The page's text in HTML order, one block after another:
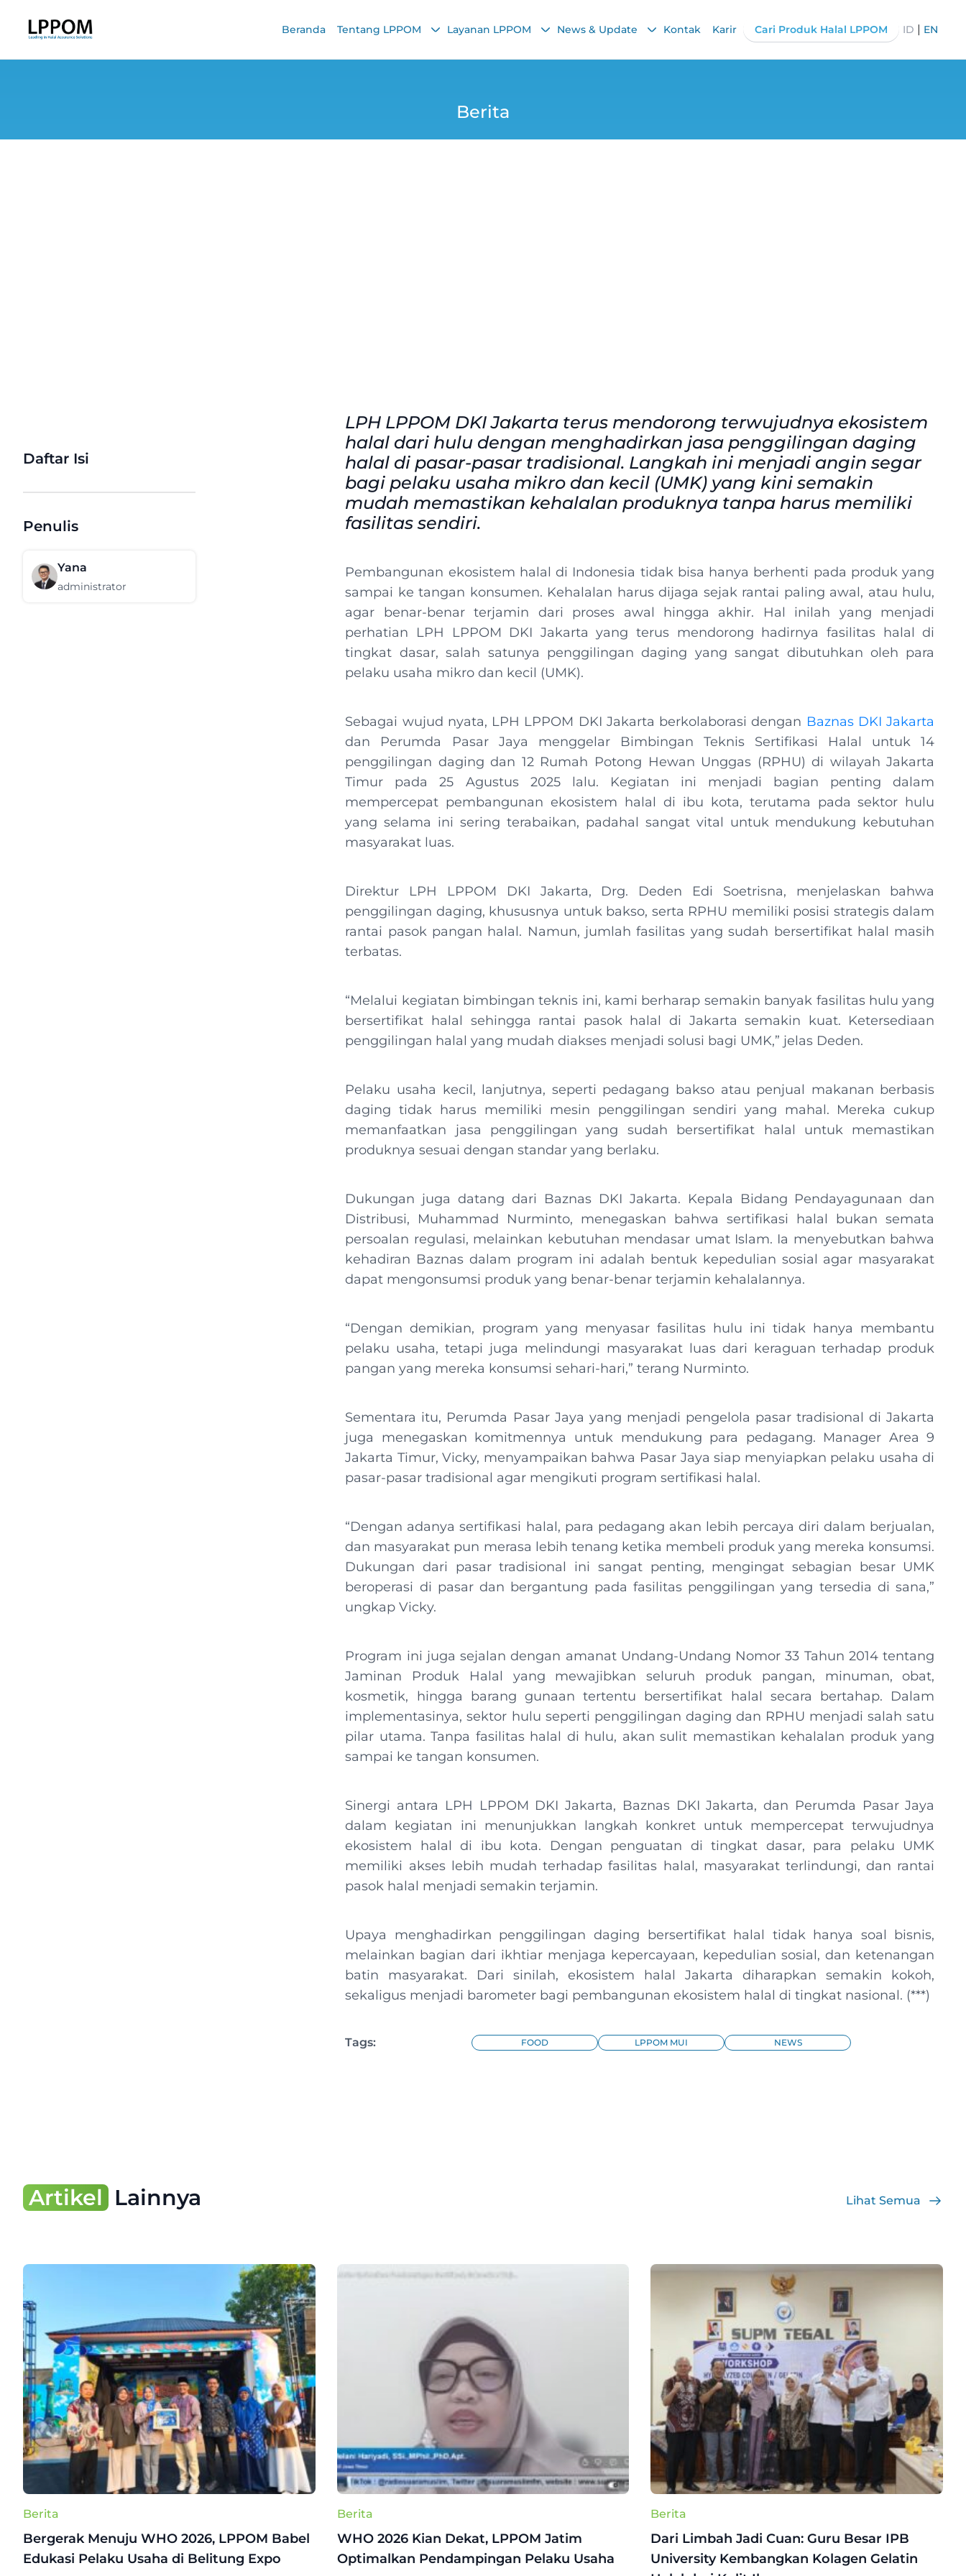
Beranda Tentang LPPOM Layanan LPPOM News & Update Kontak Karir Cari Produk Halal LPPOM ID | EN
Berita
Daftar Isi
Penulis
Yana
administrator
LPH LPPOM DKI Jakarta terus mendorong terwujudnya ekosistem
halal dari hulu dengan menghadirkan jasa penggilingan daging
halal di pasar-pasar tradisional. Langkah ini menjadi angin segar
bagi pelaku usaha mikro dan kecil (UMK) yang kini semakin
mudah memastikan kehalalan produknya tanpa harus memiliki
fasilitas sendiri.
Pembangunan ekosistem halal di Indonesia tidak bisa hanya berhenti pada produk yang
sampai ke tangan konsumen. Kehalalan harus dijaga sejak rantai paling awal, atau hulu,
agar benar-benar terjamin dari proses awal hingga akhir. Hal inilah yang menjadi
perhatian LPH LPPOM DKI Jakarta yang terus mendorong hadirnya fasilitas halal di
tingkat dasar, salah satunya penggilingan daging yang sangat dibutuhkan oleh para
pelaku usaha mikro dan kecil (UMK).
Sebagai wujud nyata, LPH LPPOM DKI Jakarta berkolaborasi dengan Baznas DKI Jakarta
dan Perumda Pasar Jaya menggelar Bimbingan Teknis Sertifikasi Halal untuk 14
penggilingan daging dan 12 Rumah Potong Hewan Unggas (RPHU) di wilayah Jakarta
Timur pada 25 Agustus 2025 lalu. Kegiatan ini menjadi bagian penting dalam
mempercepat pembangunan ekosistem halal di ibu kota, terutama pada sektor hulu
yang selama ini sering terabaikan, padahal sangat vital untuk mendukung kebutuhan
masyarakat luas.
Direktur LPH LPPOM DKI Jakarta, Drg. Deden Edi Soetrisna, menjelaskan bahwa
penggilingan daging, khususnya untuk bakso, serta RPHU memiliki posisi strategis dalam
rantai pasok pangan halal. Namun, jumlah fasilitas yang sudah bersertifikat halal masih
terbatas.
“Melalui kegiatan bimbingan teknis ini, kami berharap semakin banyak fasilitas hulu yang
bersertifikat halal sehingga rantai pasok halal di Jakarta semakin kuat. Ketersediaan
penggilingan halal yang mudah diakses menjadi solusi bagi UMK,” jelas Deden.
Pelaku usaha kecil, lanjutnya, seperti pedagang bakso atau penjual makanan berbasis
daging tidak harus memiliki mesin penggilingan sendiri yang mahal. Mereka cukup
memanfaatkan jasa penggilingan yang sudah bersertifikat halal untuk memastikan
produknya sesuai dengan standar yang berlaku.
Dukungan juga datang dari Baznas DKI Jakarta. Kepala Bidang Pendayagunaan dan
Distribusi, Muhammad Nurminto, menegaskan bahwa sertifikasi halal bukan semata
persoalan regulasi, melainkan kebutuhan mendasar umat Islam. Ia menyebutkan bahwa
kehadiran Baznas dalam program ini adalah bentuk kepedulian sosial agar masyarakat
dapat mengonsumsi produk yang benar-benar terjamin kehalalannya.
“Dengan demikian, program yang menyasar fasilitas hulu ini tidak hanya membantu
pelaku usaha, tetapi juga melindungi masyarakat luas dari keraguan terhadap produk
pangan yang mereka konsumsi sehari-hari,” terang Nurminto.
Sementara itu, Perumda Pasar Jaya yang menjadi pengelola pasar tradisional di Jakarta
juga menegaskan komitmennya untuk mendukung para pedagang. Manager Area 9
Jakarta Timur, Vicky, menyampaikan bahwa Pasar Jaya siap menyiapkan pelaku usaha di
pasar-pasar tradisional agar mengikuti program sertifikasi halal.
“Dengan adanya sertifikasi halal, para pedagang akan lebih percaya diri dalam berjualan,
dan masyarakat pun merasa lebih tenang ketika membeli produk yang mereka konsumsi.
Dukungan dari pasar tradisional ini sangat penting, mengingat sebagian besar UMK
beroperasi di pasar dan bergantung pada fasilitas penggilingan yang tersedia di sana,”
ungkap Vicky.
Program ini juga sejalan dengan amanat Undang-Undang Nomor 33 Tahun 2014 tentang
Jaminan Produk Halal yang mewajibkan seluruh produk pangan, minuman, obat,
kosmetik, hingga barang gunaan tertentu bersertifikat halal secara bertahap. Dalam
implementasinya, sektor hulu seperti penggilingan daging dan RPHU menjadi salah satu
pilar utama. Tanpa fasilitas halal di hulu, akan sulit memastikan kehalalan produk yang
sampai ke tangan konsumen.
Sinergi antara LPH LPPOM DKI Jakarta, Baznas DKI Jakarta, dan Perumda Pasar Jaya
dalam kegiatan ini menunjukkan langkah konkret untuk mempercepat terwujudnya
ekosistem halal di ibu kota. Dengan penguatan di tingkat dasar, para pelaku UMK
memiliki akses lebih mudah terhadap fasilitas halal, masyarakat terlindungi, dan rantai
pasok halal menjadi semakin terjamin.
Upaya menghadirkan penggilingan daging bersertifikat halal tidak hanya soal bisnis,
melainkan bagian dari ikhtiar menjaga kepercayaan, kepedulian sosial, dan ketenangan
batin masyarakat. Dari sinilah, ekosistem halal Jakarta diharapkan semakin kokoh,
sekaligus menjadi barometer bagi pembangunan ekosistem halal di tingkat nasional. (***)
Tags: FOOD LPPOM MUI NEWS
Artikel Lainnya Lihat Semua
Berita
Bergerak Menuju WHO 2026, LPPOM Babel
Edukasi Pelaku Usaha di Belitung Expo
Berita
WHO 2026 Kian Dekat, LPPOM Jatim
Optimalkan Pendampingan Pelaku Usaha
Berita
Dari Limbah Jadi Cuan: Guru Besar IPB
University Kembangkan Kolagen Gelatin